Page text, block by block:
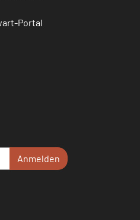
Portal
Anmelden